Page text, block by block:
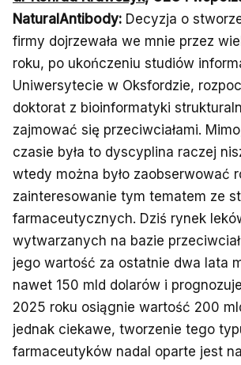
NaturalAntibody: Decyzja o
firmy dojrzewała we mnie przez
roku, po ukończeniu studiów
Uniwersytecie w Oksfordzie,
doktorat z bioinformatyki
zajmować się przeciwciałami.
czasie była to dyscyplina raczej
wtedy można było zaobserwować
zainteresowanie tym tematem ze
farmaceutycznych. Dziś rynek
wytwarzanych na bazie
jego wartość za ostatnie dwa lata
nawet 150 mld dolarów i
2025 roku osiągnie wartość 200
jednak ciekawe, tworzenie tego
farmaceutyków nadal oparte jest